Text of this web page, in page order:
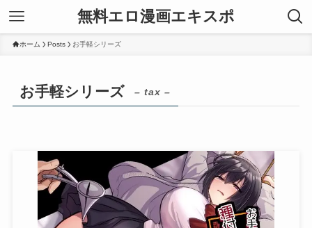
無料エロ漫画エキスポ
ホーム Posts お手軽シリーズ
お手軽シリーズ – tax –